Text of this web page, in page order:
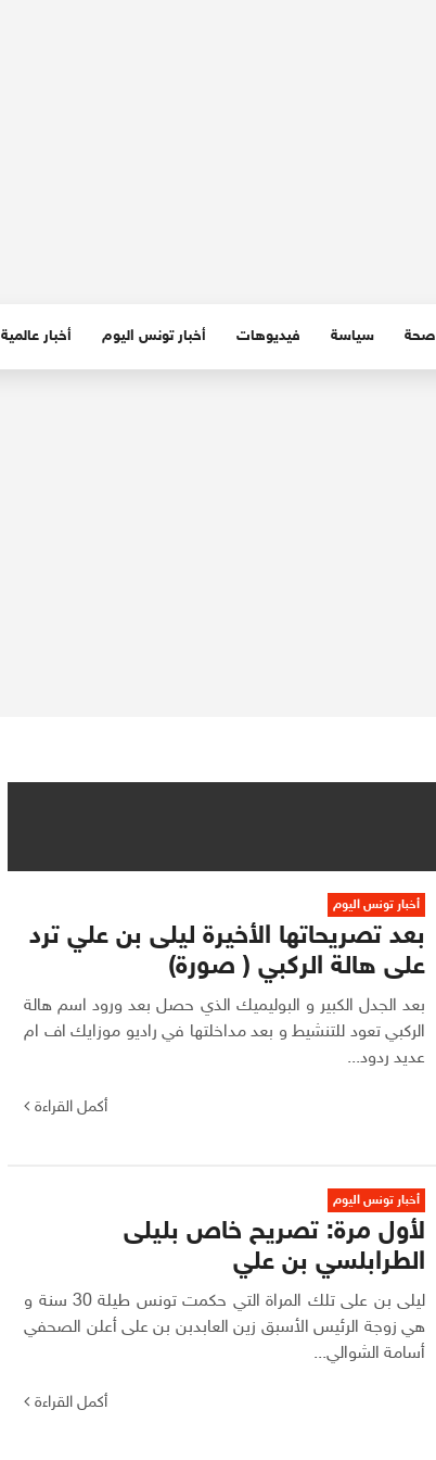
صحة سياسة فيديوهات أخبار تونس اليوم أخبار عالمية
أخبار تونس اليوم
بعد تصريحاتها الأخيرة ليلى بن علي ترد
على هالة الركبي ( صورة)
بعد الجدل الكبير و البوليميك الذي حصل بعد ورود اسم هالة
الركبي تعود للتنشيط و بعد مداخلتها في راديو موزايك اف ام
عديد ردود...
أكمل القراءة
أخبار تونس اليوم
لأول مرة: تصريح خاص بليلى
الطرابلسي بن علي
ليلى بن على تلك المراة التي حكمت تونس طيلة 30 سنة و
هي زوجة الرئيس الأسبق زين العابدبن بن على أعلن الصحفي
أسامة الشوالي...
أكمل القراءة